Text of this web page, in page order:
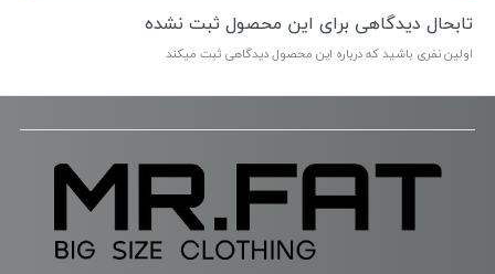
تابحال دیدگاهی برای این محصول ثبت نشده
اولین نفری باشید که درباره این محصول دیدگاهی ثبت میکند